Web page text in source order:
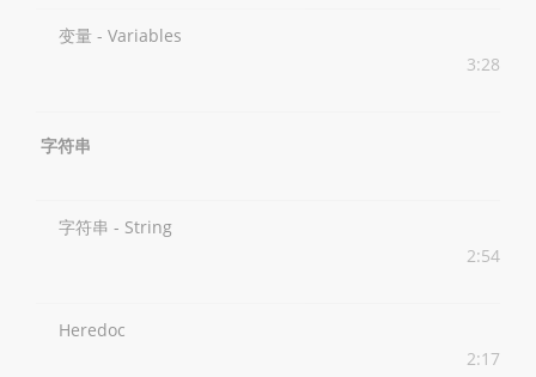
变量 - Variables
3:28
字符串
字符串 - String
2:54
Heredoc
2:17